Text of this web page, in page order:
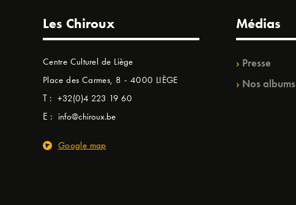
Les Chiroux
Centre Culturel de Liège
Place des Carmes, 8 - 4000 LIÈGE
T : +32(0)4 223 19 60
E : info@chiroux.be
Google map
Médias
Presse
Nos